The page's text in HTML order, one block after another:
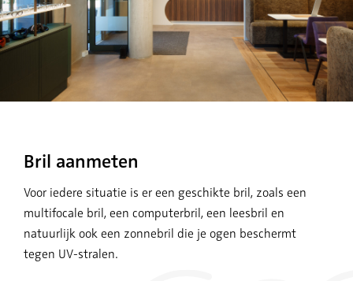
Bril aanmeten
Voor iedere situatie is er een geschikte bril, zoals een
multifocale bril, een computerbril, een leesbril en
natuurlijk ook een zonnebril die je ogen beschermt
tegen UV-stralen.